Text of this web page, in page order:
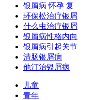
银屑病 怀孕 复
环保松治疗银屑
什么虫治疗银屑
银屑病性格内向
银屑病引起关节
清肠银屑病
他汀治银屑病
儿童
青年